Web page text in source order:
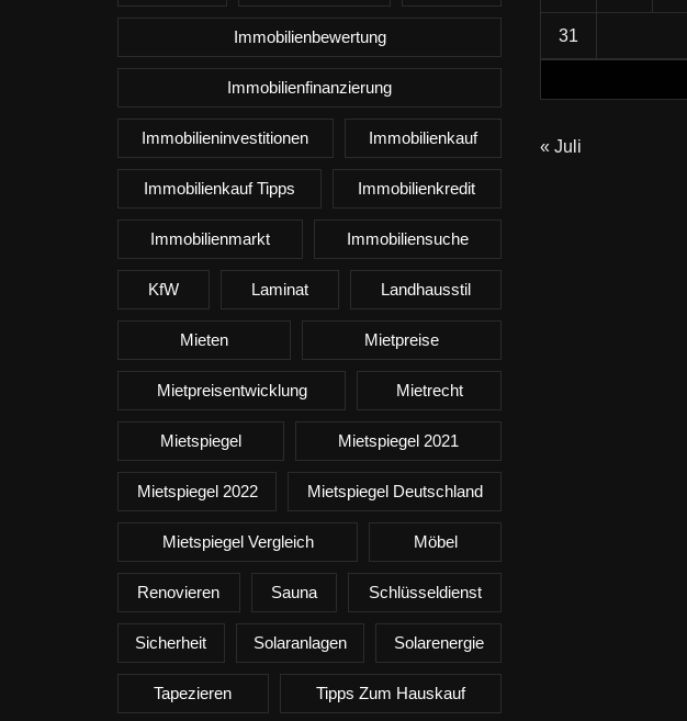
Immobilienbewertung
Immobilienfinanzierung
Immobilieninvestitionen Immobilienkauf
Immobilienkauf Tipps Immobilienkredit
Immobilienmarkt Immobiliensuche
KfW Laminat Landhausstil
Mieten Mietpreise
Mietpreisentwicklung Mietrecht
Mietspiegel Mietspiegel 2021
Mietspiegel 2022 Mietspiegel Deutschland
Mietspiegel Vergleich Möbel
Renovieren Sauna Schlüsseldienst
Sicherheit Solaranlagen Solarenergie
Tapezieren Tipps Zum Hauskauf
31
« Juli